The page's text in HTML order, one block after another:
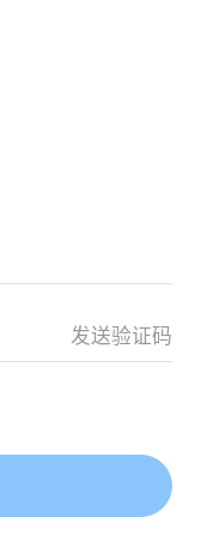
发送验证码